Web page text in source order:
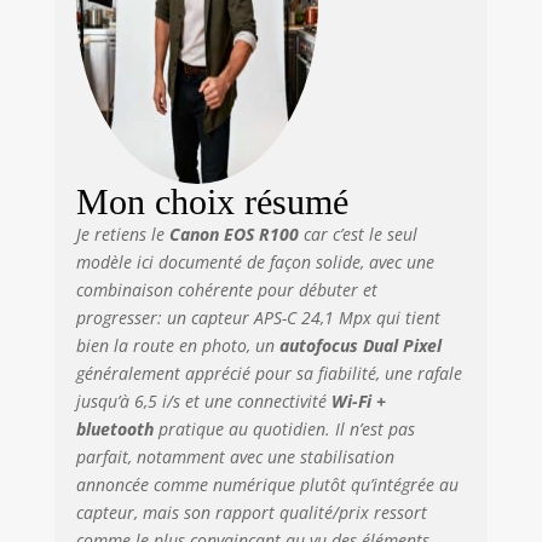
numérique est
doté de la fonction
de détection du
visage et de suivi
des yeux et le
numérique(3)
réduit les
secousses pour un
rendu précis et
net. LA CRÉATIVITÉ
À PORTÉE DE MAIN
: ajoutez
facilement des
effets pour obtenir
des résultats
époustouflants
avec les filtres
créatifs et la
fonction de
Mon choix résumé
Je retiens le Canon EOS R100car c’est le seul
modèle ici documenté de façon solide, avec une
combinaison cohérente pour débuter et
progresser: un capteur APS-C 24,1 Mpxqui tient
bien la route en photo, un autofocus Dual Pixel
généralement apprécié pour sa fiabilité, une rafale
jusqu’à 6,5 i/set une connectivité Wi-Fi +
bluetoothpratique au quotidien. Il n’est pas
parfait, notamment avec une stabilisation
annoncée comme numériqueplutôt qu’intégrée au
capteur, mais son rapport qualité/prix ressort